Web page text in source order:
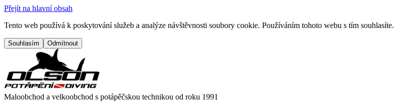
Přejít na hlavní obsah
Tento web používá k poskytování služeb a analýze návštěvnosti soubory cookie. Používáním tohoto webu s tím souhlasíte.
Maloobchod a velkoobchod s potápěčskou technikou od roku 1991